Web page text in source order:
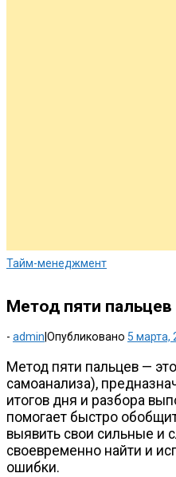
Тайм-менеджмент
Метод пяти пальцев
- admin Опубликовано 5 марта,
Метод пяти пальцев —
самоанализа),
итогов дня и разбора
помогает быстро
выявить свои сильные и
своевременно найти и
ошибки.